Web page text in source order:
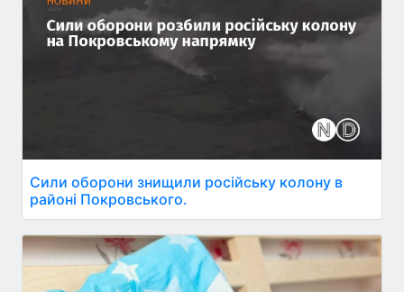
Сили оборони знищили російську колону в
районі Покровського.